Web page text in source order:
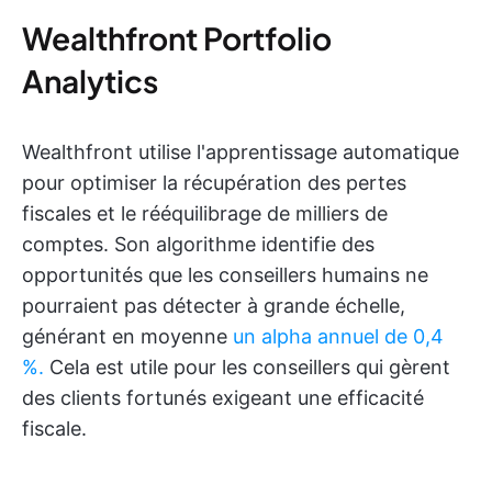
Wealthfront Portfolio
Analytics
Wealthfront utilise l'apprentissage automatique
pour optimiser la récupération des pertes
fiscales et le rééquilibrage de milliers de
comptes. Son algorithme identifie des
opportunités que les conseillers humains ne
pourraient pas détecter à grande échelle,
générant en moyenne un alpha annuel de 0,4
%. Cela est utile pour les conseillers qui gèrent
des clients fortunés exigeant une efficacité
fiscale.